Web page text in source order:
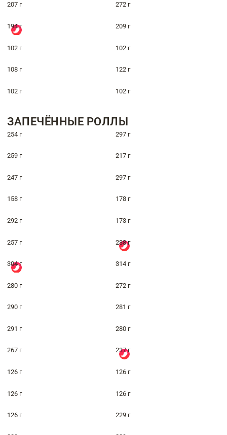
207 г 272 г
194 г 209 г
102 г 102 г
108 г 122 г
102 г 102 г
ЗАПЕЧЁННЫЕ РОЛЛЫ
254 г 297 г
259 г 217 г
247 г 297 г
158 г 178 г
292 г 173 г
257 г 238 г
304 г 314 г
280 г 272 г
290 г 281 г
291 г 280 г
267 г 237 г
126 г 126 г
126 г 126 г
126 г 229 г